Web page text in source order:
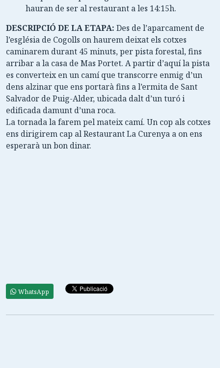
hauran de ser al restaurant a les 14:15h.
DESCRIPCIÓ DE LA ETAPA: Des de l’aparcament de
l’església de Cogolls on haurem deixat els cotxes
caminarem durant 45 minuts, per pista forestal, fins
arribar a la casa de Mas Portet. A partir d’aquí la pista
es converteix en un camí que transcorre enmig d’un
dens alzinar que ens portarà fins a l’ermita de Sant
Salvador de Puig-Alder, ubicada dalt d’un turó i
edificada damunt d’una roca.
La tornada la farem pel mateix camí. Un cop als cotxes
ens dirigirem cap al Restaurant La Curenya a on ens
esperarà un bon dinar.
WhatsApp